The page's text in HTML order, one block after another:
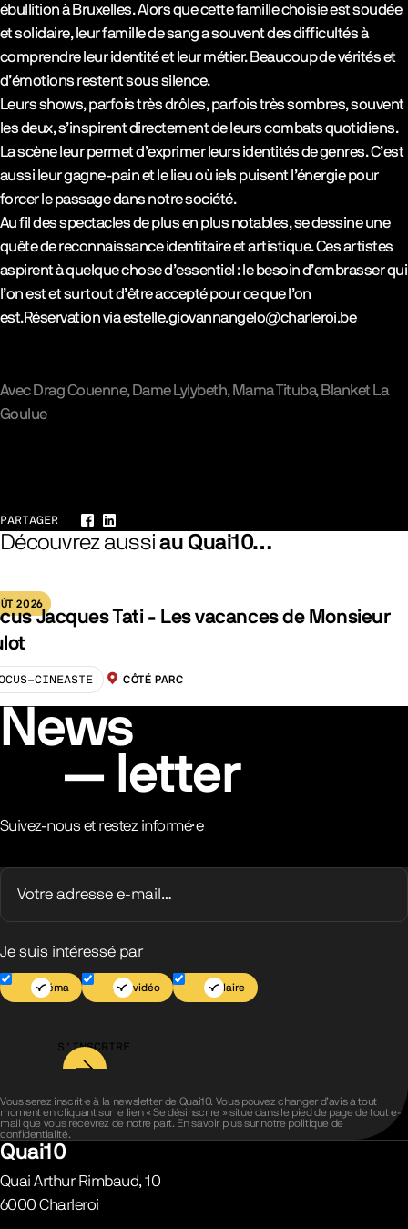
ébullition à Bruxelles. Alors que cette famille choisie est soudée
et solidaire, leur famille de sang a souvent des difficultés à
comprendre leur identité et leur métier. Beaucoup de vérités et
d’émotions restent sous silence.
Leurs shows, parfois très drôles, parfois très sombres, souvent
les deux, s’inspirent directement de leurs combats quotidiens.
La scène leur permet d’exprimer leurs identités de genres. C’est
aussi leur gagne-pain et le lieu où iels puisent l’énergie pour
forcer le passage dans notre société.
Au fil des spectacles de plus en plus notables, se dessine une
quête de reconnaissance identitaire et artistique. Ces artistes
aspirent à quelque chose d’essentiel : le besoin d’embrasser qui
l’on est et surtout d’être accepté pour ce que l’on
est.Réservation via estelle.giovannangelo@charleroi.be
Avec Drag Couenne Dame Lylybeth Mama Tituba Blanket La
Goulue
PARTAGER
Facebook
LinkedIn
Découvrez aussiau Quai10…
2026
Jacques Tati - Les vacances de Monsieur
CINEASTE LOCALISATION :
CÔTÉ PARC
News
letter
Suivez-nous et restez informé·e
Je suis intéressé par
Cinéma Jeu vidéo Scolaire
S’INSCRIRE
Vous serez inscrit·e à la newsletter de Quai10. Vous pouvez changer d’avis à tout
moment en cliquant sur le lien « Se désinscrire » situé dans le pied de page de tout e-
mail que vous recevrez de notre part. En savoir plus sur notre politique de
confidentialité.
Quai10
Quai Arthur Rimbaud, 10
6000 Charleroi